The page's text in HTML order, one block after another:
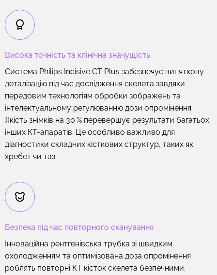
Висока точність та клінічна значущість
Система Philips Incisive CT Plus забезпечує виняткову
деталізацію під час дослідження скелета завдяки
передовим технологіям обробки зображень та
інтелектуальному регулюванню дози опромінення.
Якість знімків на 30 % перевершує результати багатьох
інших КТ-апаратів. Це особливо важливо для
діагностики складних кісткових структур, таких як
хребет чи таз.
Безпека під час повторного сканування
Інноваційна рентгенівська трубка зі швидким
охолодженням та оптимізована доза опромінення
роблять повторні КТ кісток скелета безпечними.